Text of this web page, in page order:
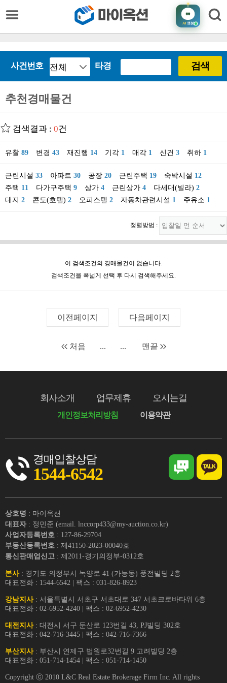
AI챗봇
사건번호 타경 검색
추천경매물건
검색결과 : 0건
유찰 89 변경 43 재진행 14 기각 1 매각 1 신건 3 취하 1
근린시설 33 아파트 30 공장 20 근린주택 19 숙박시설 12
주택 11 다가구주택 9 상가 4 근린상가 4 다세대(빌라) 2
대지 2 콘도(호텔) 2 오피스텔 2 자동차관련시설 1 주유소 1
정렬방법 :
이 검색조건의 경매물건이 없습니다.
검색조건을 폭넓게 선택 후 다시 검색해주세요.
이전페이지 다음페이지
처음 ... ... 맨끝
회사소개 업무제휴 오시는길
개인정보처리방침 이용약관
경매입찰상담
1544-6542
상호명 : 마이옥션
대표자 : 정민준 (email. lnccorp433@my-auction.co.kr)
사업자등록번호 : 127-86-29704
부동산등록번호 : 제41150-2023-00040호
통신판매업신고 : 제2011-경기의정부-0312호
본사: 경기도 의정부시 녹양로 41 (가능동) 풍전빌딩 2층
대표전화 : 1544-6542 | 팩스 : 031-826-8923
강남지사: 서울특별시 서초구 서초대로 347 서초크로바타워 6층
대표전화 : 02-6952-4240 | 팩스 : 02-6952-4230
대전지사: 대전시 서구 둔산로 123번길 43, PJ빌딩 302호
대표전화 : 042-716-3445 | 팩스 : 042-716-7366
부산지사: 부산시 연제구 법원로32번길 9 고려빌딩 2층
대표전화 : 051-714-1454 | 팩스 : 051-714-1450
Copyright ⓒ 2010 L&C Real Estate Brokerage Firm Inc. All rights